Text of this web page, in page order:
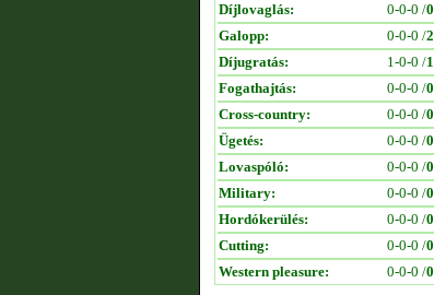
Díjlovaglás:
0-0-0 /0
Galopp:
0-0-0 /2
Díjugratás:
1-0-0 /1
Fogathajtás:
0-0-0 /0
Cross-country:
0-0-0 /0
Ügetés:
0-0-0 /0
Lovaspóló:
0-0-0 /0
Military:
0-0-0 /0
Hordókerülés:
0-0-0 /0
Cutting:
0-0-0 /0
Western pleasure:
0-0-0 /0